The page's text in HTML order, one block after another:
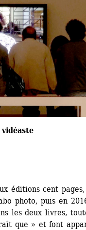
éditions cent
photo, puis en
les deux livres,
que » et font